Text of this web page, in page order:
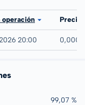
operación Precio
20:00 0,0001
99,07 %